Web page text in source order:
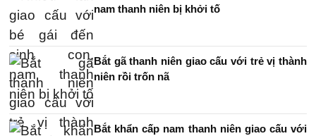
nam thanh niên bị khởi tố
Bắt gã thanh niên giao cấu với trẻ vị thành
niên rồi trốn nã
Bắt khẩn cấp nam thanh niên giao cấu với